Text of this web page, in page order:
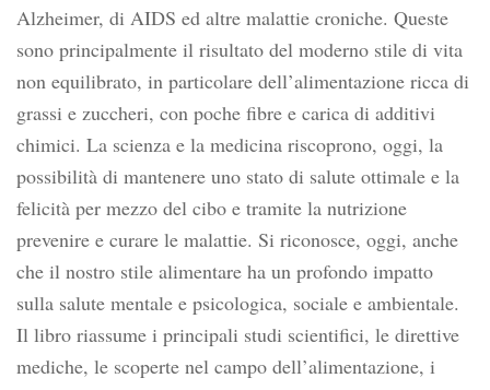
Alzheimer, di AIDS ed altre malattie croniche. Queste
sono principalmente il risultato del moderno stile di vita
non equilibrato, in particolare dell’alimentazione ricca di
grassi e zuccheri, con poche fibre e carica di additivi
chimici. La scienza e la medicina riscoprono, oggi, la
possibilità di mantenere uno stato di salute ottimale e la
felicità per mezzo del cibo e tramite la nutrizione
prevenire e curare le malattie. Si riconosce, oggi, anche
che il nostro stile alimentare ha un profondo impatto
sulla salute mentale e psicologica, sociale e ambientale.
Il libro riassume i principali studi scientifici, le direttive
mediche, le scoperte nel campo dell’alimentazione, i